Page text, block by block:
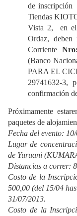
de inscripción
Tiendas
Vista 2, en el
Ordaz, deben
Corriente
(Banco
PARA EL
29741632-3,
confirmación
Próximamente
paquetes de
Fecha del evento:
Lugar de
de Yuruani
Distancias a correr:
Costo de la
500,00 (del 15/04
31/07/2013.
Costo de la